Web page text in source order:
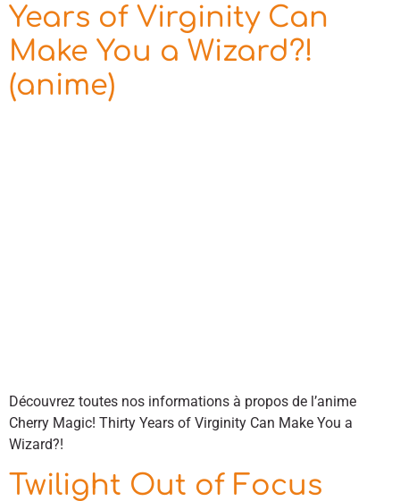
Years of Virginity Can
Make You a Wizard?!
(anime)
Découvrez toutes nos informations à propos de l’anime
Cherry Magic! Thirty Years of Virginity Can Make You a
Wizard?!
Twilight Out of Focus